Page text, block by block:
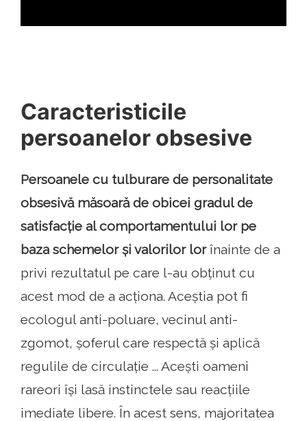
Caracteristicile
persoanelor obsesive
Persoanele cu tulburare de personalitate
obsesivă măsoară de obicei gradul de
satisfacție al comportamentului lor pe
baza schemelor și valorilor lorînainte de a
privi rezultatul pe care l-au obținut cu
acest mod de a acționa. Aceștia pot fi
ecologul anti-poluare, vecinul anti-
zgomot, șoferul care respectă și aplică
regulile de circulație ... Acești oameni
rareori își lasă instinctele sau reacțiile
imediate libere. În acest sens, majoritatea